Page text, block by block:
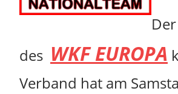
des WKF EUROPA
Verband hat am